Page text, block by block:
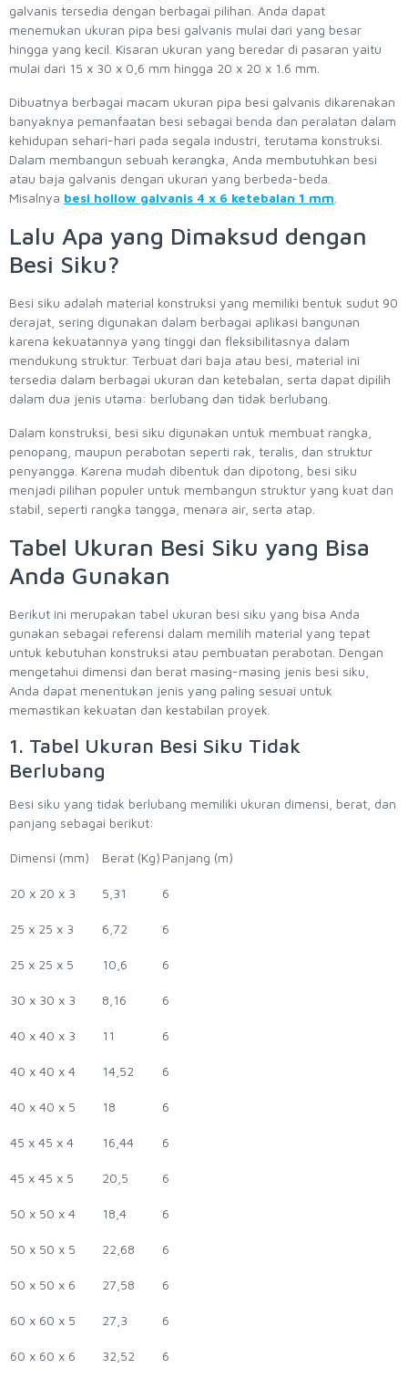
galvanis tersedia dengan berbagai pilihan. Anda dapat
menemukan ukuran pipa besi galvanis mulai dari yang besar
hingga yang kecil. Kisaran ukuran yang beredar di pasaran yaitu
mulai dari 15 x 30 x 0,6 mm hingga 20 x 20 x 1.6 mm.
Dibuatnya berbagai macam ukuran pipa besi galvanis dikarenakan
banyaknya pemanfaatan besi sebagai benda dan peralatan dalam
kehidupan sehari-hari pada segala industri, terutama konstruksi.
Dalam membangun sebuah kerangka, Anda membutuhkan besi
atau baja galvanis dengan ukuran yang berbeda-beda.
Misalnya besi hollow galvanis 4 x 6 ketebalan 1 mm
Lalu Apa yang Dimaksud dengan
Besi Siku?
Besi siku adalah material konstruksi yang memiliki bentuk sudut 90
derajat, sering digunakan dalam berbagai aplikasi bangunan
karena kekuatannya yang tinggi dan fleksibilitasnya dalam
mendukung struktur. Terbuat dari baja atau besi, material ini
tersedia dalam berbagai ukuran dan ketebalan, serta dapat dipilih
dalam dua jenis utama: berlubang dan tidak berlubang.
Dalam konstruksi, besi siku digunakan untuk membuat rangka,
penopang, maupun perabotan seperti rak, teralis, dan struktur
penyangga. Karena mudah dibentuk dan dipotong, besi siku
menjadi pilihan populer untuk membangun struktur yang kuat dan
stabil, seperti rangka tangga, menara air, serta atap.
Tabel Ukuran Besi Siku yang Bisa
Anda Gunakan
Berikut ini merupakan tabel ukuran besi siku yang bisa Anda
gunakan sebagai referensi dalam memilih material yang tepat
untuk kebutuhan konstruksi atau pembuatan perabotan. Dengan
mengetahui dimensi dan berat masing-masing jenis besi siku,
Anda dapat menentukan jenis yang paling sesuai untuk
memastikan kekuatan dan kestabilan proyek.
1. Tabel Ukuran Besi Siku Tidak
Berlubang
Besi siku yang tidak berlubang memiliki ukuran dimensi, berat, dan
panjang sebagai berikut:
Dimensi (mm) Berat (Kg) Panjang (m)
20 x 20 x 3 5,31 6
25 x 25 x 3 6,72 6
25 x 25 x 5 10,6 6
30 x 30 x 3 8,16 6
40 x 40 x 3 11 6
40 x 40 x 4 14,52 6
40 x 40 x 5 18 6
45 x 45 x 4 16,44 6
45 x 45 x 5 20,5 6
50 x 50 x 4 18,4 6
50 x 50 x 5 22,68 6
50 x 50 x 6 27,58 6
60 x 60 x 5 27,3 6
60 x 60 x 6 32,52 6